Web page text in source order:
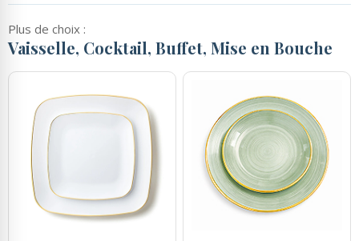
Plus de choix :
Vaisselle, Cocktail, Buffet, Mise en Bouche